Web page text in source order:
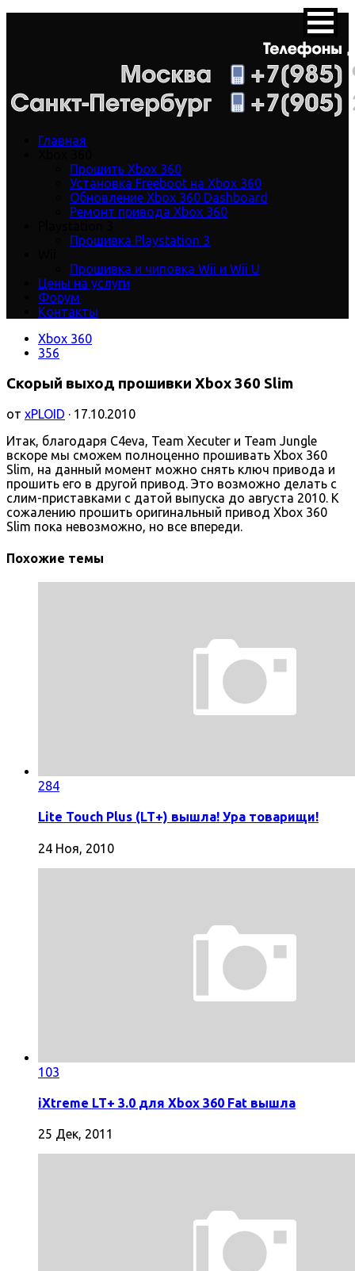
Главная
Прошить Xbox 360
Установка Freeboot на Xbox 360
Обновление Xbox 360 Dashboard
Ремонт привода Xbox 360
Прошивка Playstation 3
Прошивка и чиповка Wii и Wii U
Цены на услуги
Форум
Контакты
Xbox 360
356
Скорый выход прошивки Xbox 360 Slim
от xPLOID · 17.10.2010
Итак, благодаря C4eva, Team Xecuter и Team Jungle
вскоре мы сможем полноценно прошивать Xbox 360
Slim, на данный момент можно снять ключ привода и
прошить его в другой привод. Это возможно делать с
слим-приставками с датой выпуска до августа 2010. К
сожалению прошить оригинальный привод Xbox 360
Slim пока невозможно, но все впереди.
Похожие темы
284
Lite Touch Plus (LT+) вышла! Ура товарищи!
24 Ноя, 2010
103
iXtreme LT+ 3.0 для Xbox 360 Fat вышла
25 Дек, 2011